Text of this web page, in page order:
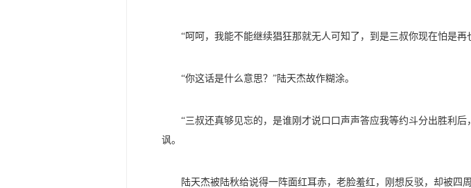
“呵呵，我能不能继续猖狂那就无人可知了，到是三叔你现在怕是再
“你这话是什么意思？”陆天杰故作糊涂。
“三叔还真够见忘的，是谁刚才说口口声声答应我等约斗分出胜利
讽。
陆天杰被陆秋给说得一阵面红耳赤，老脸羞红，刚想反驳，却被四